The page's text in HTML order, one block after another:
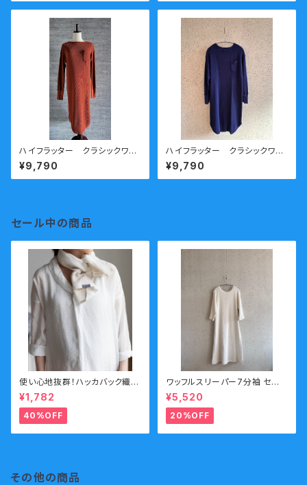
ハイフラッター クラシックワッ
フルワンピース エンジ
¥9,790
ハイフラッター クラシックワッ
フルワンピース ネイビー
¥9,790
セール中の商品
使い心地抜群！ハッカバック織リ
ネンタオル
¥1,782
40%OFF
ワッフルスリーパー7分袖 セー
ル
¥5,520
20%OFF
その他の商品